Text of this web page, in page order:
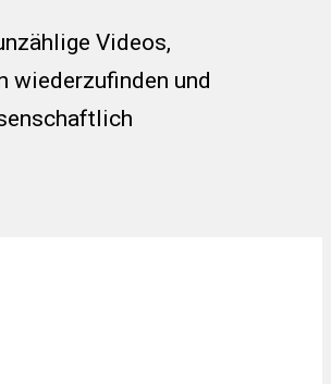
Videos,
wiederzufinden und